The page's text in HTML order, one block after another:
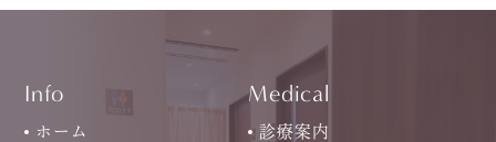
Info
ホーム
Medical
診療案内